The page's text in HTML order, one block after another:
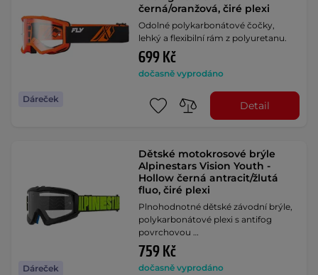
Dáreček
černá/oranžová, čiré plexi
Odolné polykarbonátové čočky,
lehký a flexibilní rám z polyuretanu.
699 Kč
dočasně vyprodáno
Detail
Dáreček
Dětské motokrosové brýle
Alpinestars Vision Youth -
Hollow černá antracit/žlutá
fluo, čiré plexi
Plnohodnotné dětské závodní brýle,
polykarbonátové plexi s antifog
povrchovou …
759 Kč
dočasně vyprodáno